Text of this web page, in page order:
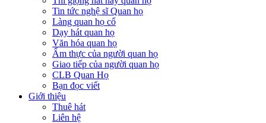
Tin tức nghệ sĩ Quan họ
Làng quan họ cổ
Dạy hát quan họ
Văn hóa quan họ
Ẩm thực của người quan họ
Giao tiếp của người quan họ
CLB Quan Họ
Bạn đọc viết
Giới thiệu
Thuê hát
Liên hệ